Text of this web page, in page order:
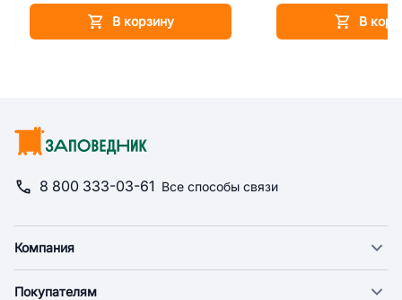
В корзину В
8 800 333-03-61 Все способы связи
Компания
Покупателям